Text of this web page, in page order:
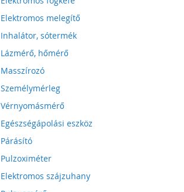
Elektromos melegítő
Inhalátor, sótermék
Lázmérő, hőmérő
Masszírozó
Személymérleg
Vérnyomásmérő
Egészségápolási eszköz
Párásító
Pulzoximéter
Elektromos szájzuhany